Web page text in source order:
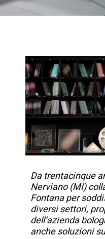
Da trentacinque
Nerviano (MI)
Fontana per
diversi settori,
dell’azienda
anche soluzioni